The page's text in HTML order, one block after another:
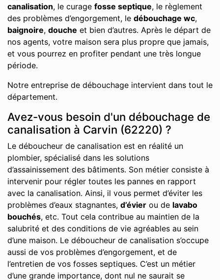
canalisation, le curage fosse septique, le règlement
des problèmes d’engorgement, le débouchage wc,
baignoire, douche et bien d’autres. Après le départ de
nos agents, votre maison sera plus propre que jamais,
et vous pourrez en profiter pendant une très longue
période.
Notre entreprise de débouchage intervient dans tout le
département.
Avez-vous besoin d'un débouchage de
canalisation à Carvin (62220) ?
Le déboucheur de canalisation est en réalité un
plombier, spécialisé dans les solutions
d’assainissement des bâtiments. Son métier consiste à
intervenir pour régler toutes les pannes en rapport
avec la canalisation. Ainsi, il vous permet d’éviter les
problèmes d’eaux stagnantes, d’évier ou de lavabo
bouchés, etc. Tout cela contribue au maintien de la
salubrité et des conditions de vie agréables au sein
d’une maison. Le déboucheur de canalisation s’occupe
aussi de vos problèmes d’engorgement, et de
l’entretien de vos fosses septiques. C’est un métier
d’une grande importance, dont nul ne saurait se